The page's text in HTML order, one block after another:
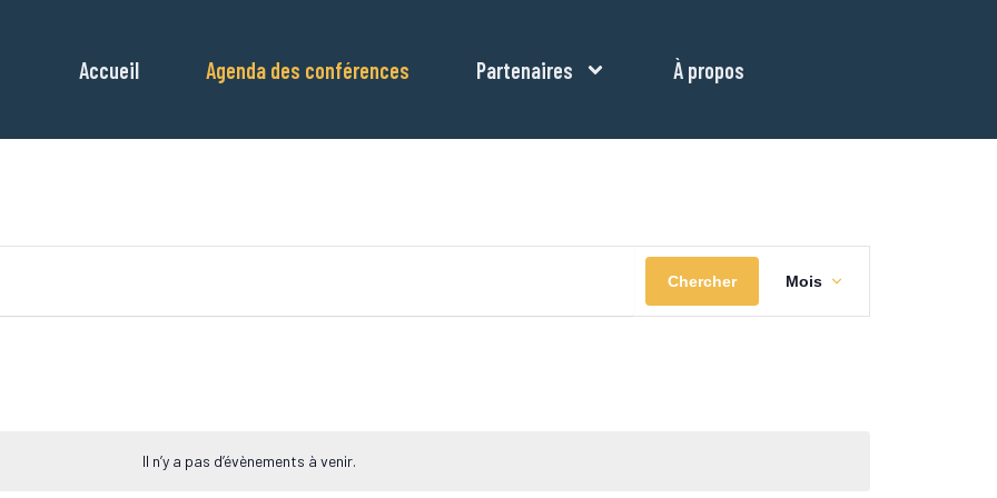
Accueil Agenda des conférences Partenaires À propos
Il n’y a pas d’évènements à venir.
Chercher
de
vues
Mois